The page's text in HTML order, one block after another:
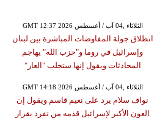
GMT 12:37 2026 الثلاثاء ,04 آب / أغسطس
انطلاق جولة المفاوضات المباشرة بين لبنان
وإسرائيل في روما و"حزب الله" يهاجم
المحادثات ويقول إنها ستجلب "العار"
GMT 14:18 2026 الثلاثاء ,04 آب / أغسطس
نواف سلام يرد على نعيم قاسم ويقول إن
العون الأكبر لإسرائيل قدمه من تفرد بقرار